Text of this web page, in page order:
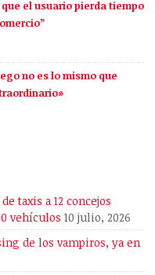
el usuario pierda tiempo
no es lo mismo que
taxis a 12 concejos
vehículos 10 julio, 2026
de los vampiros, ya en